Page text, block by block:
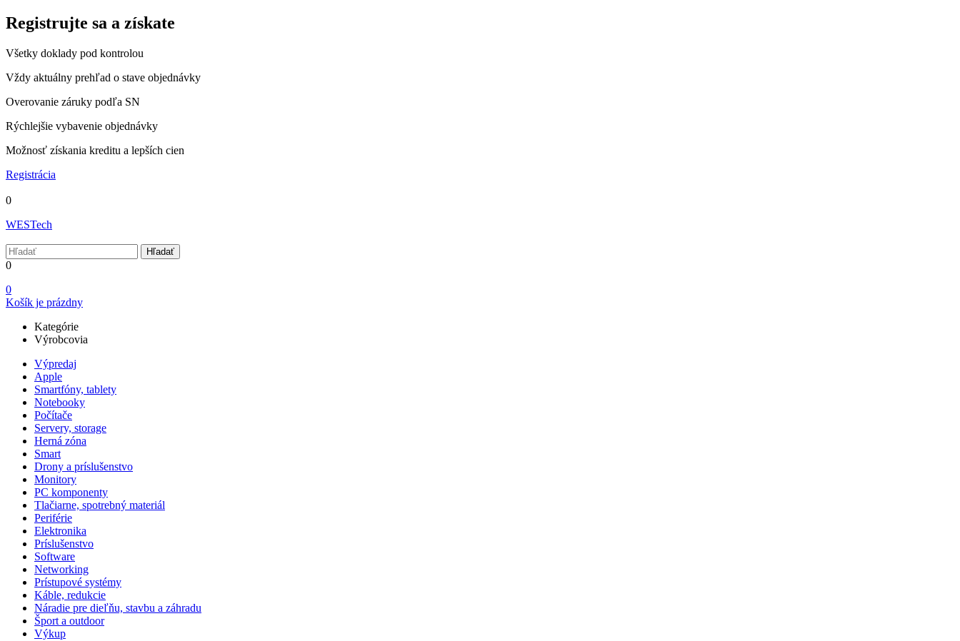
Registrujte sa a získate
Všetky doklady pod kontrolou
Vždy aktuálny prehľad o stave objednávky
Overovanie záruky podľa SN
Rýchlejšie vybavenie objednávky
Možnosť získania kreditu a lepších cien
Registrácia
0
WESTech
Hľadať
0
0
Košík je prázdny
Kategórie
Výrobcovia
Výpredaj
Apple
Smartfóny, tablety
Notebooky
Počítače
Servery, storage
Herná zóna
Smart
Drony a príslušenstvo
Monitory
PC komponenty
Tlačiarne, spotrebný materiál
Periférie
Elektronika
Príslušenstvo
Software
Networking
Prístupové systémy
Káble, redukcie
Náradie pre dieľňu, stavbu a záhradu
Šport a outdoor
Výkup